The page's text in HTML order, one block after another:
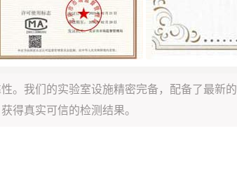
。我们的实验室设施精密完备，配备了最新
得真实可信的检测结果。